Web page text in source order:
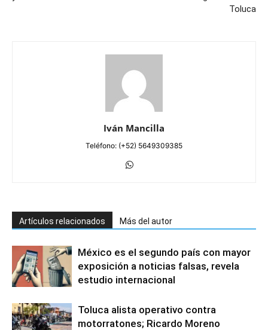
Toluca
Iván Mancilla
Teléfono: (+52) 5649309385
Artículos relacionados Más del autor
México es el segundo país con mayor
exposición a noticias falsas, revela
estudio internacional
Toluca alista operativo contra
motorratones; Ricardo Moreno